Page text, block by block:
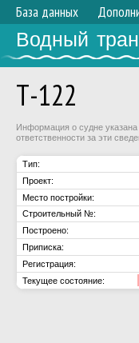
База данных
Водный
Т-122
Информация о судне
ответственности за эти
Тип:
Проект:
Место постройки:
Строительный №:
Построено:
Приписка:
Регистрация:
Текущее состояние: